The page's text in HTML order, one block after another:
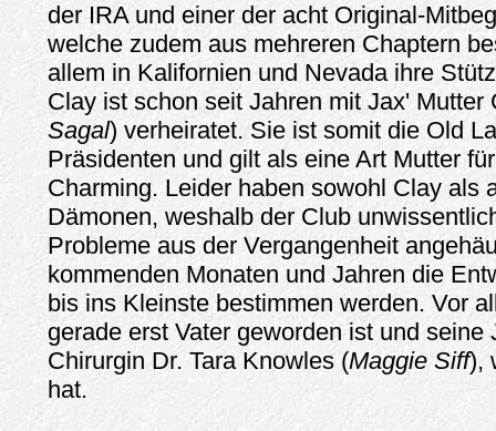
der IRA und einer der acht Original-
welche zudem aus mehreren Chaptern
allem in Kalifornien und Nevada ihre
Clay ist schon seit Jahren mit Jax' Mutter
Sagal) verheiratet. Sie ist somit die Old
Präsidenten und gilt als eine Art Mutter
Charming. Leider haben sowohl Clay als
Dämonen, weshalb der Club
Probleme aus der Vergangenheit
kommenden Monaten und Jahren die
bis ins Kleinste bestimmen werden. Vor
gerade erst Vater geworden ist und seine
Chirurgin Dr. Tara Knowles (Maggie Siff),
hat.